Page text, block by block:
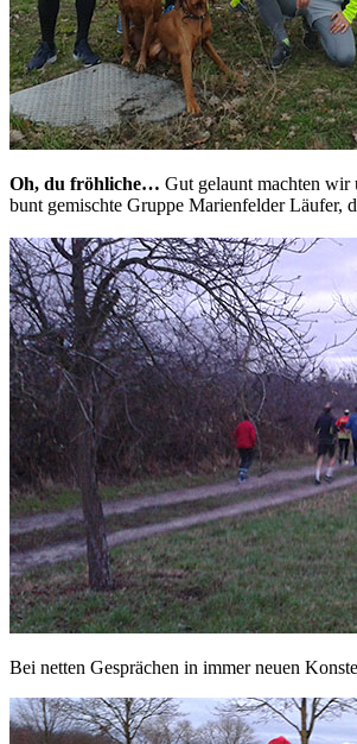
Oh, du fröhliche… Gut gelaunt machten wir
bunt gemischte Gruppe Marienfelder Läufer,
Bei netten Gesprächen in immer neuen